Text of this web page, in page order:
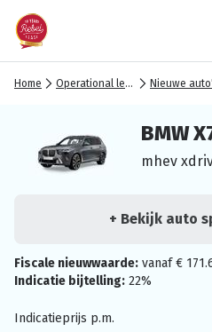
Home Operational lease Nieuwe
BMW
mhev
+ Bekijk auto
Fiscale nieuwwaarde: vanaf €
Indicatie bijtelling: 22%
Indicatieprijs p.m.